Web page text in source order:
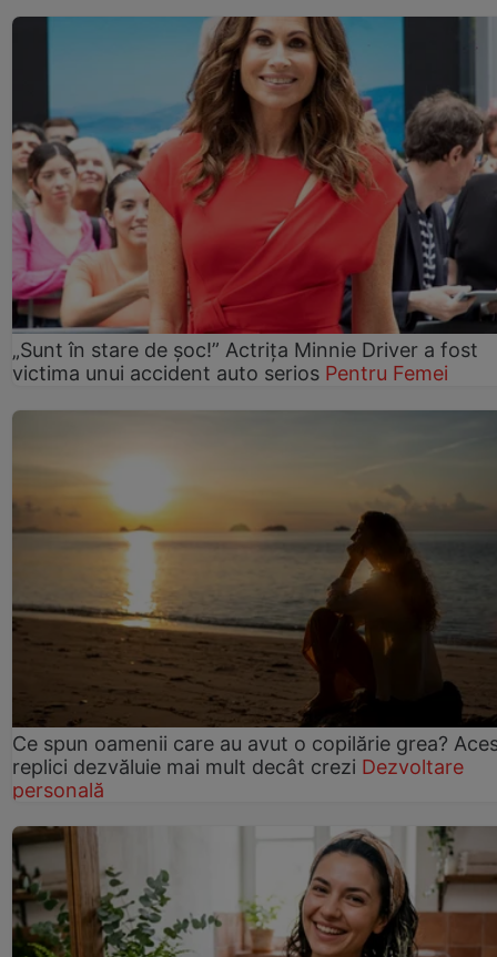
„Sunt în stare de șoc!” Actrița Minnie Driver a fost
victima unui accident auto serios Pentru Femei
Ce spun oamenii care au avut o copilărie grea?
replici dezvăluie mai mult decât crezi Dezvoltare
personală